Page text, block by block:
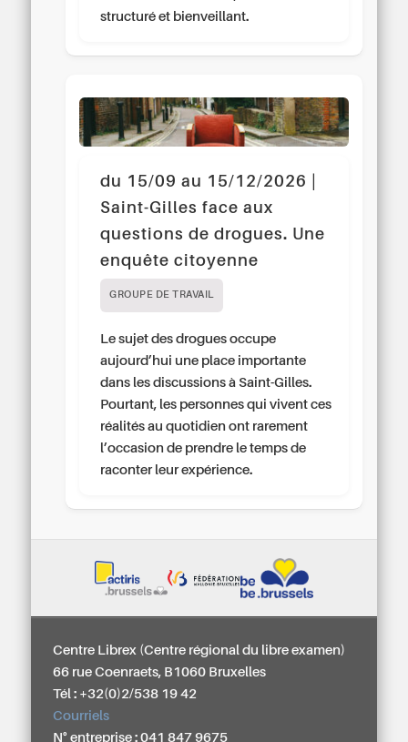
structuré et bienveillant.
du 15/09 au 15/12/2026 |
Saint-Gilles face aux
questions de drogues. Une
enquête citoyenne
GROUPE DE TRAVAIL
Le sujet des drogues occupe
aujourd’hui une place importante
dans les discussions à Saint-Gilles.
Pourtant, les personnes qui vivent ces
réalités au quotidien ont rarement
l’occasion de prendre le temps de
raconter leur expérience.
Centre Librex (Centre régional du libre examen)
66 rue Coenraets, B1060 Bruxelles
Tél : +32(0)2/538 19 42
Courriels
N° entreprise : 041 847 9675